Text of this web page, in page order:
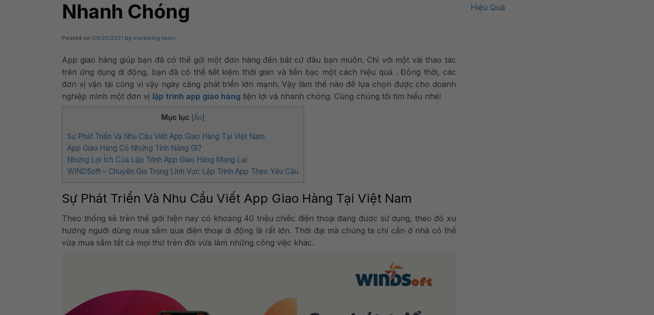
Nhanh Chóng
Posted on 09/25/2021 by marketing team
App giao hàng giúp bạn đã có thể gửi một đơn hàng đến bất cứ đâu bạn muốn. Chỉ với một vài thao tác
trên ứng dụng di động, bạn đã có thể tiết kiệm thời gian và tiền bạc một cách hiệu quả . Đồng thời, các
đơn vị vận tải cũng vì vậy ngày càng phát triển lớn mạnh. Vậy làm thế nào để lựa chọn được cho doanh
nghiệp mình một đơn vị lập trình app giao hàng tiện lợi và nhanh chóng. Cùng chúng tôi tìm hiểu nhé!
Mục lục [Ẩn]
Sự Phát Triển Và Nhu Cầu Viết App Giao Hàng Tại Việt Nam
App Giao Hàng Có Những Tính Năng Gì?
Những Lợi Ích Của Lập Trình App Giao Hàng Mang Lại
WINDSoft – Chuyên Gia Trong Lĩnh Vực Lập Trình App Theo Yêu Cầu
Sự Phát Triển Và Nhu Cầu Viết App Giao Hàng Tại Việt Nam
Theo thống kê trên thế giới hiện nay có khoảng 40 triệu chiếc điện thoại đang được sử dụng, theo đó xu
hướng người dùng mua sắm qua điện thoại di động là rất lớn. Thời đại mà chúng ta chỉ cần ở nhà có thể
vừa mua sắm tất cả mọi thứ trên đời vừa làm những công việc khác.
Hiệu Quả